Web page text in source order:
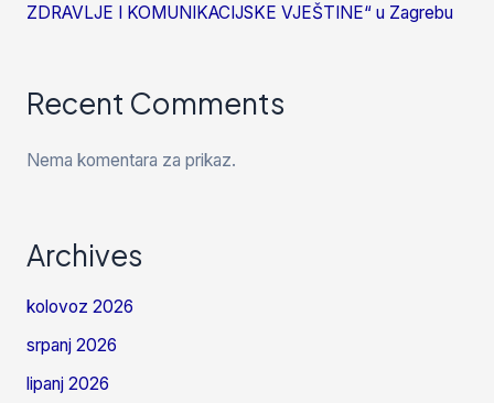
ZDRAVLJE I KOMUNIKACIJSKE VJEŠTINE“ u Zagrebu
Recent Comments
Nema komentara za prikaz.
Archives
kolovoz 2026
srpanj 2026
lipanj 2026